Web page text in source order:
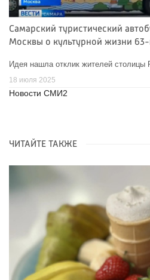
Самарский туристический
Москвы о культурной жизни 63-
Идея нашла отклик жителей столицы
18 июля 2025
Новости СМИ2
ЧИТАЙТЕ ТАКЖЕ